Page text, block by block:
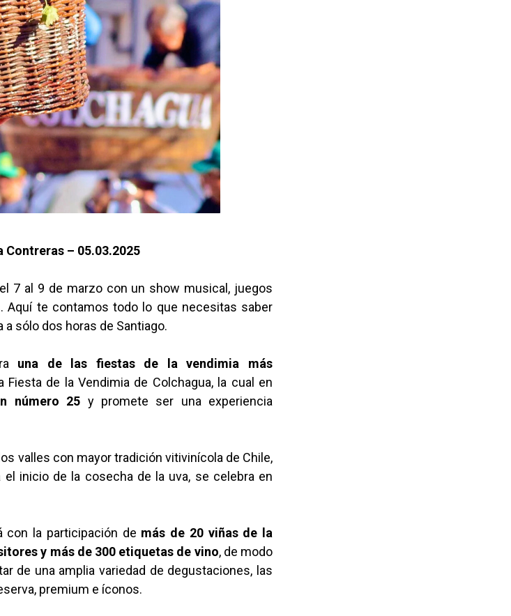
Contreras – 05.03.2025
7 al 9 de marzo con un show musical, juegos
Aquí te contamos todo lo que necesitas saber
sólo dos horas de Santiago.
una de las fiestas de la vendimia más
Fiesta de la Vendimia de Colchagua, la cual en
número 25 y promete ser una experiencia
valles con mayor tradición vitivinícola de Chile,
inicio de la cosecha de la uva, se celebra en
con la participación de más de 20 viñas de la
y más de 300 etiquetas de vino, de modo
de una amplia variedad de degustaciones, las
premium e íconos.